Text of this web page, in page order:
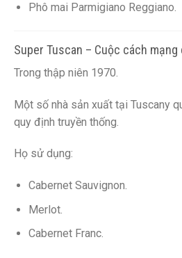
Phô mai Parmigiano Reggiano.
Super Tuscan – Cuộc cách mạng
Trong thập niên 1970.
Một số nhà sản xuất tại Tuscany
quy định truyền thống.
Họ sử dụng:
Cabernet Sauvignon.
Merlot.
Cabernet Franc.